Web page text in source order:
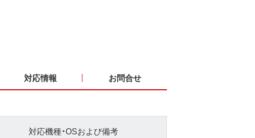
対応情報 お問合せ
対応機種・OSおよび備考